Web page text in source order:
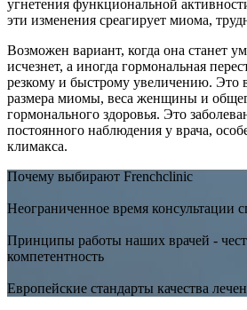
угнетения функциональной
эти изменения среагирует миома,
Возможен вариант, когда она станет
исчезнет, а иногда гормональная
резкому и быстрому увеличению. Это
размера миомы, веса женщины и
гормонального здоровья. Это
постоянного наблюдения у врача,
климакса.
Почему выбирают Frenchclinic
Неограниченное время консультации
Принципы работы наших врачей -
компетентность
Европейские стандарты качества